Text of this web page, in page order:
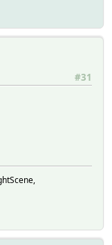
#31